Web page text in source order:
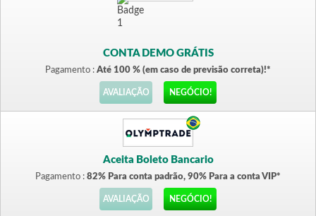
CONTA DEMO GRÁTIS
Pagamento : Até 100 % (em caso de previsão correta)!*
AVALIAÇÃO NEGÓCIO!
Aceita Boleto Bancario
Pagamento : 82% Para conta padrão, 90% Para a conta VIP*
AVALIAÇÃO NEGÓCIO!